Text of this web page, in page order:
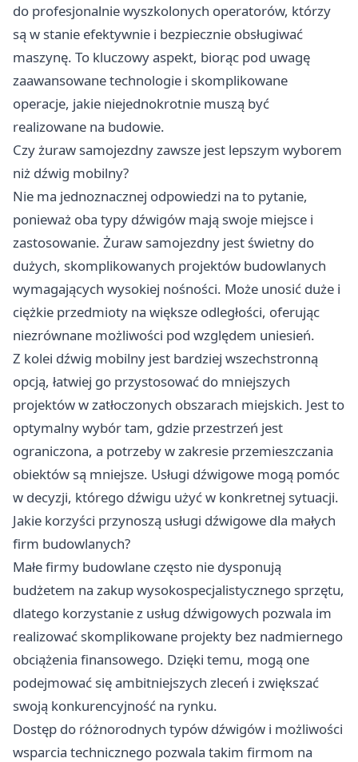
do profesjonalnie wyszkolonych operatorów, którzy
są w stanie efektywnie i bezpiecznie obsługiwać
maszynę. To kluczowy aspekt, biorąc pod uwagę
zaawansowane technologie i skomplikowane
operacje, jakie niejednokrotnie muszą być
realizowane na budowie.
Czy żuraw samojezdny zawsze jest lepszym wyborem
niż dźwig mobilny?
Nie ma jednoznacznej odpowiedzi na to pytanie,
ponieważ oba typy dźwigów mają swoje miejsce i
zastosowanie. Żuraw samojezdny jest świetny do
dużych, skomplikowanych projektów budowlanych
wymagających wysokiej nośności. Może unosić duże i
ciężkie przedmioty na większe odległości, oferując
niezrównane możliwości pod względem uniesień.
Z kolei dźwig mobilny jest bardziej wszechstronną
opcją, łatwiej go przystosować do mniejszych
projektów w zatłoczonych obszarach miejskich. Jest to
optymalny wybór tam, gdzie przestrzeń jest
ograniczona, a potrzeby w zakresie przemieszczania
obiektów są mniejsze. Usługi dźwigowe mogą pomóc
w decyzji, którego dźwigu użyć w konkretnej sytuacji.
Jakie korzyści przynoszą usługi dźwigowe dla małych
firm budowlanych?
Małe firmy budowlane często nie dysponują
budżetem na zakup wysokospecjalistycznego sprzętu,
dlatego korzystanie z usług dźwigowych pozwala im
realizować skomplikowane projekty bez nadmiernego
obciążenia finansowego. Dzięki temu, mogą one
podejmować się ambitniejszych zleceń i zwiększać
swoją konkurencyjność na rynku.
Dostęp do różnorodnych typów dźwigów i możliwości
wsparcia technicznego pozwala takim firmom na